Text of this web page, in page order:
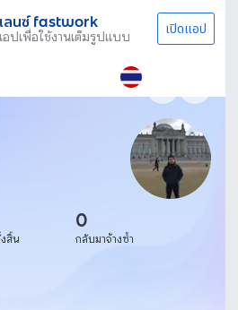
ลนซ์ fastwork
อปเพื่อใช้งานเต็มรูปแบบ เปิดแอป
สิ้น
0
กลับมาจ้างซ้ำ